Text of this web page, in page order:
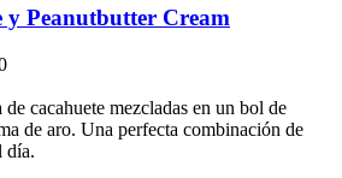
y Peanutbutter Cream
cacahuete mezcladas en un bol de
de aro. Una perfecta combinación de
día.